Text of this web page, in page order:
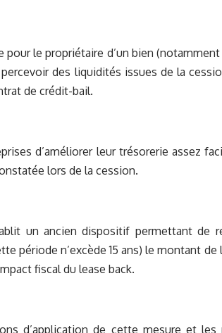
pour le propriétaire d’un bien
des liquidités issues de la
de crédit-bail.
d’améliorer leur trésorerie assez
lors de la cession.
un ancien dispositif permettant de
période n’excède 15 ans) le montant
fiscal du lease back.
d’application de cette mesure et